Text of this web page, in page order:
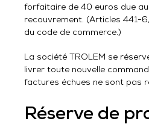
forfaitaire de 40 euros due
recouvrement. (Articles 441-
du code de commerce.)
La société TROLEM se
livrer toute nouvelle
factures échues ne sont pas
Réserve de